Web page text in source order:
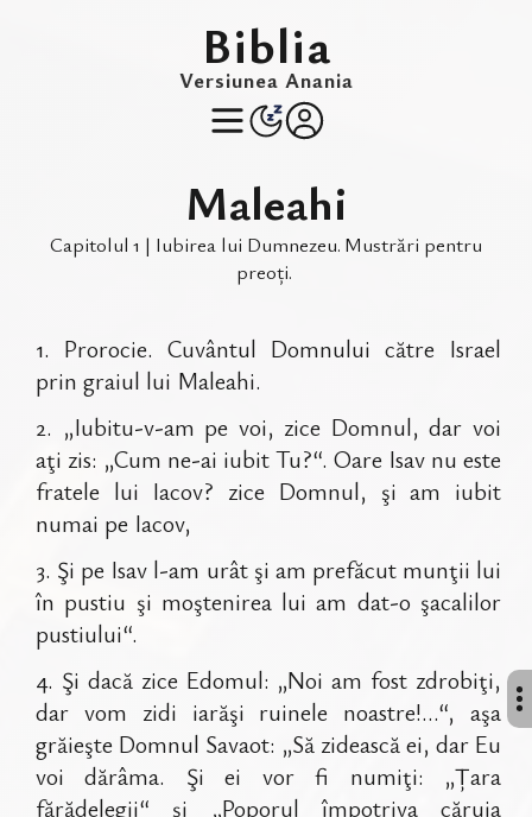
Biblia
Versiunea Anania
Maleahi
Capitolul 1 | Iubirea lui Dumnezeu. Mustrări pentru
preoți.
1. Prorocie. Cuvântul Domnului către Israel
prin graiul lui Maleahi.
2. „Iubitu-v-am pe voi, zice Domnul, dar voi
aţi zis: „Cum ne-ai iubit Tu?“. Oare Isav nu este
fratele lui Iacov? zice Domnul, şi am iubit
numai pe Iacov,
3. Şi pe Isav l-am urât şi am prefăcut munţii lui
în pustiu şi moştenirea lui am dat-o şacalilor
pustiului“.
4. Şi dacă zice Edomul: „Noi am fost zdrobiţi,
dar vom zidi iarăşi ruinele noastre!...“, aşa
grăieşte Domnul Savaot: „Să zidească ei, dar Eu
voi dărâma. Şi ei vor fi numiţi: „Țara
fărădelegii“ şi „Poporul împotriva căruia